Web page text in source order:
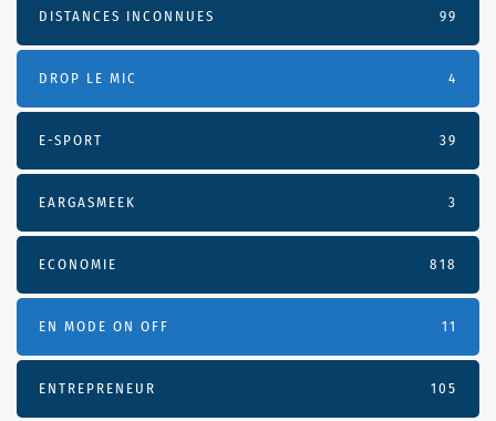
DISTANCES INCONNUES 99
DROP LE MIC 4
E-SPORT 39
EARGASMEEK 3
ECONOMIE 818
EN MODE ON OFF 11
ENTREPRENEUR 105